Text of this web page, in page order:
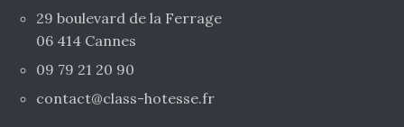
29 boulevard de la Ferrage
06 414 Cannes
09 79 21 20 90
contact@class-hotesse.fr